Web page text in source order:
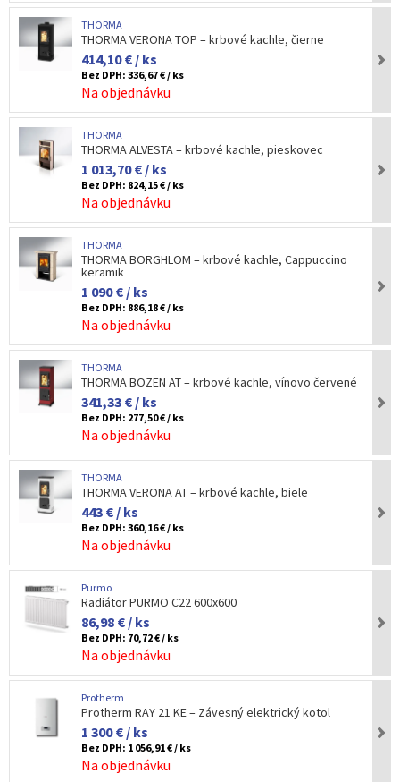
THORMA
THORMA VERONA TOP – krbové kachle, čierne
414,10 € / ks
Bez DPH: 336,67 € / ks
Na objednávku
THORMA
THORMA ALVESTA – krbové kachle, pieskovec
1 013,70 € / ks
Bez DPH: 824,15 € / ks
Na objednávku
THORMA
THORMA BORGHLOM – krbové kachle, Cappuccino
keramik
1 090 € / ks
Bez DPH: 886,18 € / ks
Na objednávku
THORMA
THORMA BOZEN AT – krbové kachle, vínovo červené
341,33 € / ks
Bez DPH: 277,50 € / ks
Na objednávku
THORMA
THORMA VERONA AT – krbové kachle, biele
443 € / ks
Bez DPH: 360,16 € / ks
Na objednávku
Purmo
Radiátor PURMO C22 600x600
86,98 € / ks
Bez DPH: 70,72 € / ks
Na objednávku
Protherm
Protherm RAY 21 KE – Závesný elektrický kotol
1 300 € / ks
Bez DPH: 1 056,91 € / ks
Na objednávku